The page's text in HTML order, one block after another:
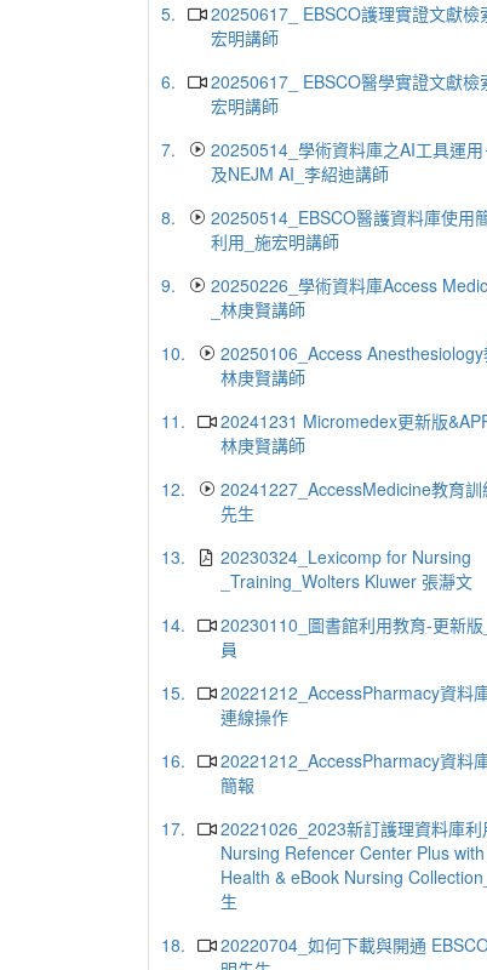
5.
20250617_ EBSCO護理實證文獻檢
宏明講師
6.
20250617_ EBSCO醫學實證文獻檢
宏明講師
7.
20250514_學術資料庫之AI工具運
及NEJM AI_李紹迪講師
8.
20250514_EBSCO醫護資料庫使用
利用_施宏明講師
9.
20250226_學術資料庫Access
_林庚賢講師
10.
20250106_Access Anesthesiology
林庚賢講師
11.
20241231 Micromedex更新版
林庚賢講師
12.
20241227_AccessMedicine教育
先生
13.
20230324_Lexicomp for Nursing
_Training_Wolters Kluwer 張瀞文
14.
20230110_圖書館利用教育-更新
員
15.
20221212_AccessPharmacy資料
連線操作
16.
20221212_AccessPharmacy資料
簡報
17.
20221026_2023新訂護理資料庫利
Nursing Refencer Center Plus
Health & eBook Nursing
生
18.
20220704_如何下載與開通